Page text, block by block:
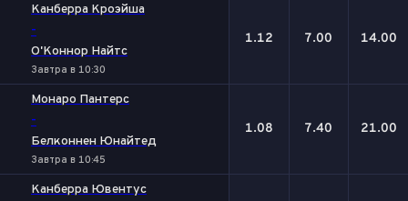
Канберра Кроэйша
-
О'Коннор Найтс
Завтра в 10:30
1.12 7.00 14.00
Монаро Пантерс
-
Белконнен Юнайтед
Завтра в 10:45
1.08 7.40 21.00
Канберра Ювентус